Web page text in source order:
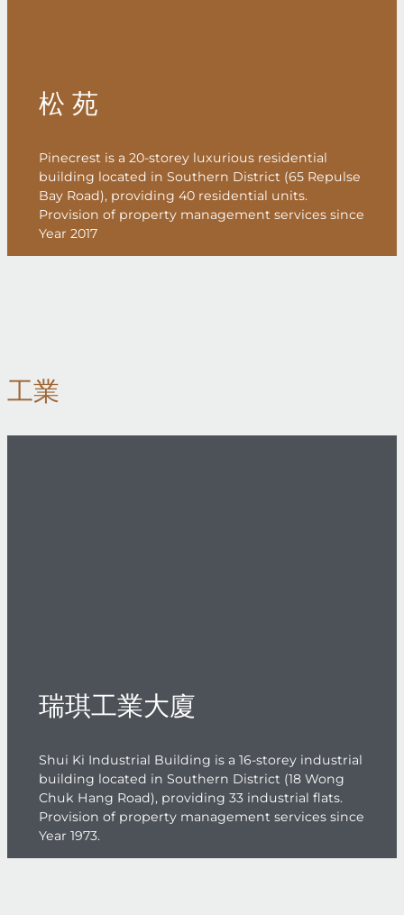
松 苑
Pinecrest is a 20-storey luxurious residential
building located in Southern District (65 Repulse
Bay Road), providing 40 residential units.
Provision of property management services since
Year 2017
工業
瑞琪工業大廈
Shui Ki Industrial Building is a 16-storey industrial
building located in Southern District (18 Wong
Chuk Hang Road), providing 33 industrial flats.
Provision of property management services since
Year 1973.